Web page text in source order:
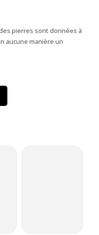
pierres sont données à
aucune manière un